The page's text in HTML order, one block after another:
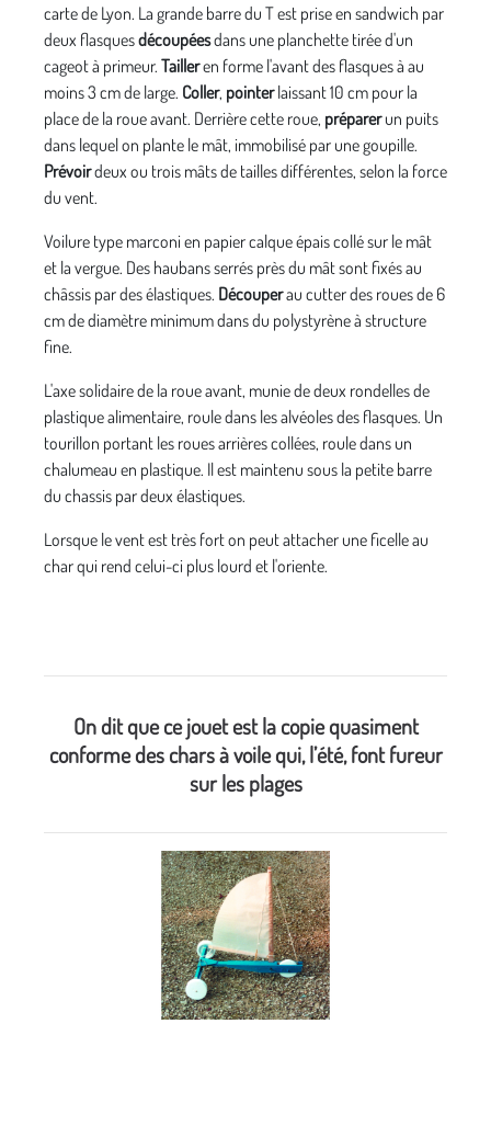
carte de Lyon. La grande barre du T est prise en sandwich par
deux flasquesdécoupéesdans une planchette tirée d'un
cageot à primeur. Tailleren forme l'avant des flasques à au
moins 3 cm de large. Coller, pointerlaissant 10 cm pour la
place de la roue avant. Derrière cette roue, préparerun puits
dans lequel on plante le mât, immobilisé par une goupille.
Prévoirdeux ou trois mâts de tailles différentes, selon la force
du vent.
Voilure type marconi en papier calque épais collé sur le mât
et la vergue. Des haubans serrés près du mât sont fixés au
châssis par des élastiques. Découperau cutter des roues de 6
cm de diamètre minimum dans du polystyrène à structure
fine.
L'axe solidaire de la roue avant, munie de deux rondelles de
plastique alimentaire, roule dans les alvéoles des flasques. Un
tourillon portant les roues arrières collées, roule dans un
chalumeau en plastique. Il est maintenu sous la petite barre
du chassis par deux élastiques.
Lorsque le vent est très fort on peut attacher une ficelle au
char qui rend celui-ci plus lourd et l'oriente.
On dit que ce jouet est la copie quasiment
conforme des chars à voile qui, l’été, font fureur
sur les plages